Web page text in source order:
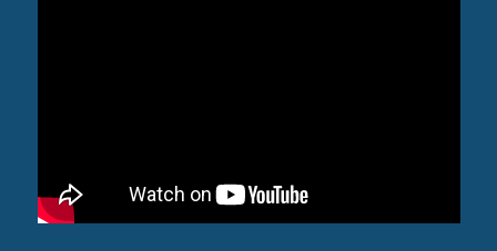
【研究亮點】吸菸傷身傷荷包更讓癮君子少賺
錢，北醫大研究揭臺灣每年因為吸菸者流失逾千